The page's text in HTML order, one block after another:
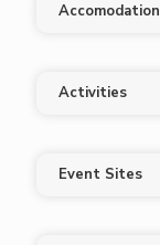
Accomodation
Activities
Event Sites